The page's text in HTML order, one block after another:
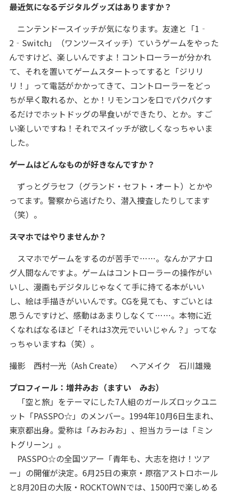
――最近気になるデジタルグッズはありますか？
ニンテンドースイッチが気になります。友達と「1‐
2‐Switch」（ワンツースイッチ）ていうゲームをやった
んですけど、楽しいんですよ！コントローラーが分かれ
て、それを置いてゲームスタートってすると「ジリリ
リ！」って電話がかかってきて、コントローラーをどっ
ちが早く取れるか、とか！リモンコンを口でパクパクす
るだけでホットドッグの早食いができたり、とか。すご
い楽しいですね！それでスイッチが欲しくなっちゃいま
した。
――ゲームはどんなものが好きなんですか？
ずっとグラセフ（グランド・セフト・オート）とかや
ってます。警察から逃げたり、潜入捜査したりしてます
（笑）。
――スマホではやりませんか？
スマホでゲームをするのが苦手で……。なんかアナロ
グ人間なんですよ。ゲームはコントローラーの操作がい
いし、漫画もデジタルじゃなくて手に持てる本がいい
し、絵は手描きがいいんです。CGを見ても、すごいとは
思うんですけど、感動はあまりしなくて……。本物に近
くなればなるほど「それは3次元でいいじゃん？」ってな
っちゃいますね（笑）。
撮影 西村一光（Ash Create） ヘアメイク 石川雄幾
プロフィール：増井みお（ますい みお）
「空と旅」をテーマにした7人組のガールズロックユニ
ット「PASSPO☆」のメンバー。1994年10月6日生まれ、
東京都出身。愛称は「みおみお」、担当カラーは「ミン
トグリーン」。
PASSPO☆の全国ツアー「青年も、大志を抱け！ツア
ー」の開催が決定。6月25日の東京・原宿アストロホール
と8月20日の大阪・ROCKTOWNでは、1500円で楽しめる